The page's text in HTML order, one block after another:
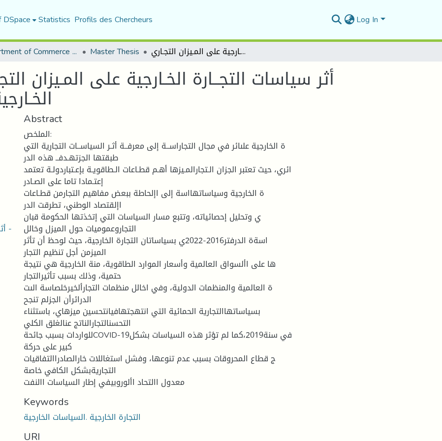
Statistics Profils des Chercheurs Log In
Department of Commerce Science Master Thesis أثر سياسات التجــارة الخـارجية على المـيزان التجـاريأثر سياسات التجــارة الخـارجية على المـيزان التجـاري
أثر سياسات التجــارة الخـارجية على المـيزان
Abstract
الملخص:
ة الخارجية علىائر في مجال التجاراســة إلى معرفــة أثـر السياســات التجارية التي
طبقتها الجزتهـدفــ هذه الدر
ائري، حيث تعتبر الجزان الـتجارالمـيزها أهـم قطـاعات الـطاقويـة بإعـتباردولـة تعتمد
إعتـمادا تاما على الصـادر
ة الخارجية وسياساتهااسة إلى اإلحاطة ببعض مفاهيم التجارمن قطـاعات
اإلقتصاد الوطني، تطرقت الدر
ي وتحليل إحصائياته، وتتبع مسار السياسات التي إتخذتها الحكومة قبان
التجاروعموميات حول الميزل وخالل
اسةة الدرفتر2016-2022ي بسياساتان التجارة الخارجية، حيث لوحظ أن تأثر
الميزمن أجل تنظيم التجار
ها على األسواق العالمية وأسعار الموارد الطاقوية، منة الخارجية هي نتيجة
حتمية، وذلك بسبب تأثيرالتجار
ة العالمية والمنظمات الدولية، وفي اخالل منظمات التجارألخيرخلصاسة الىت
الدرائرأن الجزلم تنجح
بسياساتهاالتجارية الحمائية التي انتهجتهافيانتحسين ميزهاي، باستثناء
التحسنالتجارالناتج عنالغلق الكلي
للواردات بسبب جائحةCOVID-19في سنة2019،كما لم تؤثر هذه السياسات بشكل
كبير على حركة
ج قطاع المحروقات بسبب عدم تنوعها، وفشل استغاللات خارالصادراالتفاقيات
التجاريةبشكل الكافي خاصة
معدول االتحاد األوروبيفي إطار السياسات االنفت
Keywords
التجارة الخارجية .السياسات الخارجية
URI